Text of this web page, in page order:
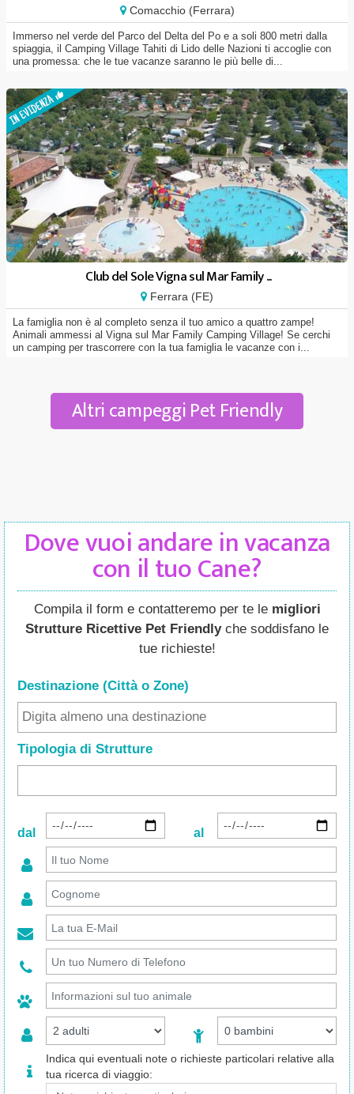
Comacchio (Ferrara)
Immerso nel verde del Parco del Delta del Po e a soli 800 metri dalla
spiaggia, il Camping Village Tahiti di Lido delle Nazioni ti accoglie con
una promessa: che le tue vacanze saranno le più belle di...
Club del Sole Vigna sul Mar Family ...
Ferrara (FE)
La famiglia non è al completo senza il tuo amico a quattro zampe!
Animali ammessi al Vigna sul Mar Family Camping Village! Se cerchi
un camping per trascorrere con la tua famiglia le vacanze con i...
Altri campeggi Pet Friendly
Dove vuoi andare in vacanza
con il tuo Cane?
Compila il form e contatteremo per te le migliori
Strutture Ricettive Pet Friendlyche soddisfano le
tue richieste!
Destinazione (Città o Zone)
Tipologia di Strutture
dal al
Indica qui eventuali note o richieste particolari relative alla
tua ricerca di viaggio: